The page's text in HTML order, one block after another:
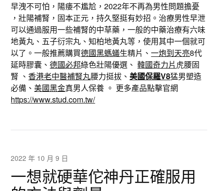
早洩不可怕，陽痿不尷尬，2022年不再為男性問題擔憂
，壯陽補腎，固本正元，持久堅挺有妙招。治療男性早泄
可以通過服用一些補腎的中草藥，一般的中藥治療有六味
地黃丸、五子衍宗丸、知柏地黃丸等，使用其中一個就可
以了。一般推薦購買德國黑螞蟻生精片、一炮到天亮8代
延時膠囊、德國必邦綠色壯陽優選、韓國奇力片虎腰固
腎 、香港老中醫補腎丸腰力挺拔、美國保羅V8猛男塑造
必備、美國黑金真男人保養 。 更多產品點擊官網
https://www.stud.com.tw/
2022 年 10 月 9 日
一想就硬華佗神丹正確服用